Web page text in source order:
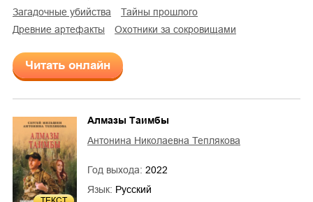
загадочные убийства
тайны прошлого
древние артефакты
охотники за сокровищами
Читать онлайн
Алмазы Таимбы
Антонина Николаевна Теплякова
Год выхода: 2022
Язык: Русский